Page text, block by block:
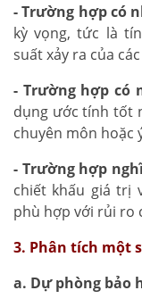
- Trường hợp có
kỳ vọng, tức là
suất xảy ra của
- Trường hợp có
dụng ước tính tốt
chuyên môn hoặc
- Trường hợp
chiết khấu giá trị
phù hợp với rủi ro
3. Phân tích một
a. Dự phòng bảo